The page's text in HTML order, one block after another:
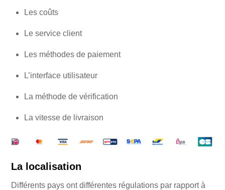
Les coûts
Le service client
Les méthodes de paiement
L’interface utilisateur
La méthode de vérification
La vitesse de livraison
La localisation
Différents pays ont différentes régulations par rapport à